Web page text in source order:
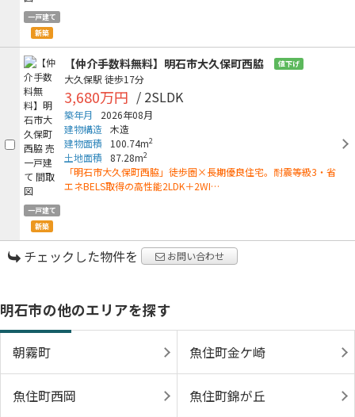
一戸建て
新築
一戸建て
新築
【仲介手数料無料】明石市大久保町西脇 値下げ
大久保駅 徒歩17分
3,680万円 / 2SLDK
築年月
2026年08月
建物構造 木造
建物面積
100.74m2
土地面積 87.28m2
「明石市大久保町西脇」徒歩圏×長期優良住宅。耐震等級3・省
エネBELS取得の高性能2LDK＋2WI…
チェックした物件を お問い合わせ
明石市の他のエリアを探す
朝霧町 魚住町金ケ崎
魚住町西岡 魚住町錦が丘